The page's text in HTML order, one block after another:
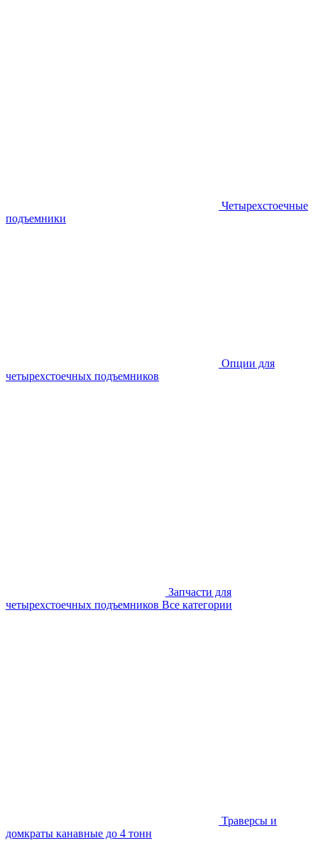
Четырехстоечные
подъемники
Опции для
четырехстоечных подъемников
Запчасти для
четырехстоечных подъемников Все категории
Траверсы и
домкраты канавные до 4 тонн